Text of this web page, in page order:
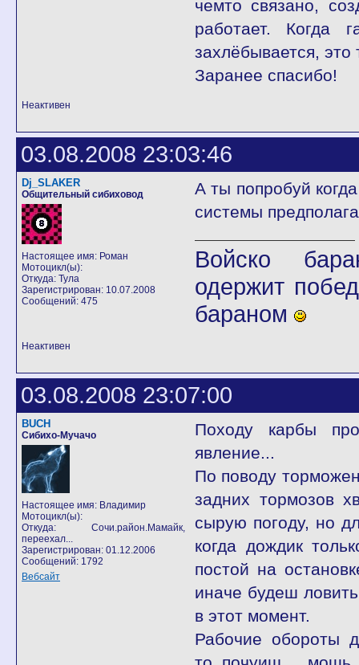
чемто связано,
работает. Когда
захлёбывается,
Заранее спасибо!
Неактивен
03.08.2008 23:03:46
Dj_SLAKER
Общительный сибиховод
Настоящее имя: Роман
Мотоцикл(ы):
Откуда: Тула
Зарегистрирован: 10.07.2008
Сообщений: 475
А ты попробуй
системы
Войско
одержит
бараном
Неактивен
03.08.2008 23:07:00
BUCH
Сибихо-Мучачо
Настоящее имя: Владимир
Мотоцикл(ы):
Откуда: Сочи.район.Мамайк,
переехал...
Зарегистрирован: 01.12.2006
Сообщений: 1792
Вебсайт
Походу карбы
явление...
По поводу
задних тормозов
сырую погоду, но
когда дождик
постой на
иначе будеш
в этот момент.
Рабочие обороты